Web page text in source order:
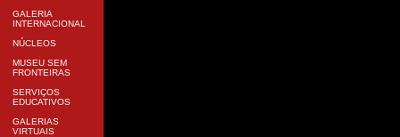
GALERIA
INTERNACIONAL
NÚCLEOS
MUSEU SEM
FRONTEIRAS
SERVIÇOS
EDUCATIVOS
GALERIAS
VIRTUAIS